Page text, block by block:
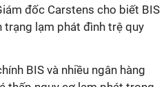
đốc Carstens cho biết BIS
trạng lạm phát đình trệ quy
BIS và nhiều ngân hàng